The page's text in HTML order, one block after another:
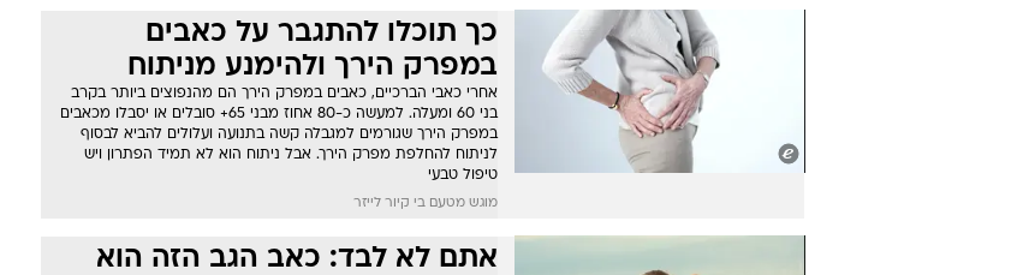
כך תוכלו להתגבר על כאבים
במפרק הירך ולהימנע מניתוח
אחרי כאבי הברכיים, כאבים במפרק הירך הם מהנפוצים ביותר בקרב
בני 60 ומעלה. למעשה כ-80 אחוז מבני 65+ סובלים או יסבלו מכאבים
במפרק הירך שגורמים למגבלה קשה בתנועה ועלולים להביא לבסוף
לניתוח להחלפת מפרק הירך. אבל ניתוח הוא לא תמיד הפתרון ויש
טיפול טבעי
מוגש מטעם בי קיור לייזר
אתם לא לבד: כאב הגב הזה הוא